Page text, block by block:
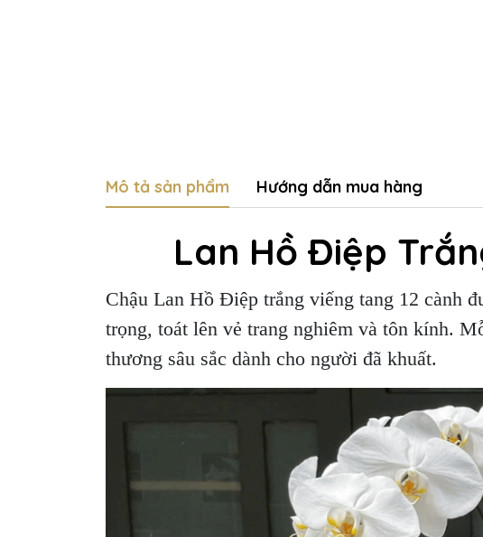
Mô tả sản phẩm Hướng dẫn mua hàng
Lan Hồ Điệp
Chậu Lan Hồ Điệp trắng viếng tang 12 cành
trọng, toát lên vẻ trang nghiêm và tôn kính.
thương sâu sắc dành cho người đã khuất.